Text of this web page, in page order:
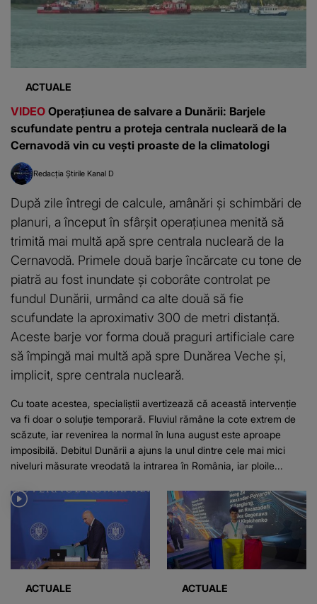
ACTUALE
VIDEO Operațiunea de salvare a Dunării: Barjele
scufundate pentru a proteja centrala nucleară de la
Cernavodă vin cu vești proaste de la climatologi
Redacția Știrile Kanal D
După zile întregi de calcule, amânări și schimbări de
planuri, a început în sfârșit operațiunea menită să
trimită mai multă apă spre centrala nucleară de la
Cernavodă. Primele două barje încărcate cu tone de
piatră au fost inundate și coborâte controlat pe
fundul Dunării, urmând ca alte două să fie
scufundate la aproximativ 300 de metri distanță.
Aceste barje vor forma două praguri artificiale care
să împingă mai multă apă spre Dunărea Veche și,
implicit, spre centrala nucleară.
Cu toate acestea, specialiștii avertizează că această intervenție
va fi doar o soluție temporară. Fluviul rămâne la cote extrem de
scăzute, iar revenirea la normal în luna august este aproape
imposibilă. Debitul Dunării a ajuns la unul dintre cele mai mici
niveluri măsurate vreodată la intrarea în România, iar ploile...
ACTUALE ACTUALE